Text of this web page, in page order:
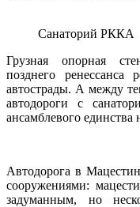
Санаторий РККА
Грузная опорная
позднего ренессанса
автострады. А между
автодороги с
ансамблевого единства
Автодорога в
сооружениями:
задуманным, но